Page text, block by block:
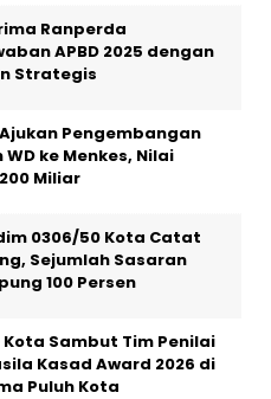
Ranperda
APBD 2025 dengan
Strategis
Pengembangan
WD ke Menkes, Nilai
Miliar
0306/50 Kota Catat
Sejumlah Sasaran
100 Persen
Sambut Tim Penilai
Kasad Award 2026 di
Puluh Kota